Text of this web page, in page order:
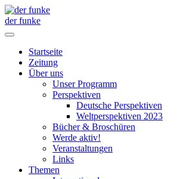
der funke
Startseite
Zeitung
Über uns
Unser Programm
Perspektiven
Deutsche Perspektiven
Weltperspektiven 2023
Bücher & Broschüren
Werde aktiv!
Veranstaltungen
Links
Themen